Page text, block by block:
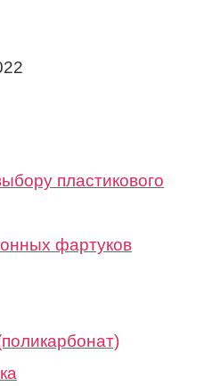
пластикового
фартуков